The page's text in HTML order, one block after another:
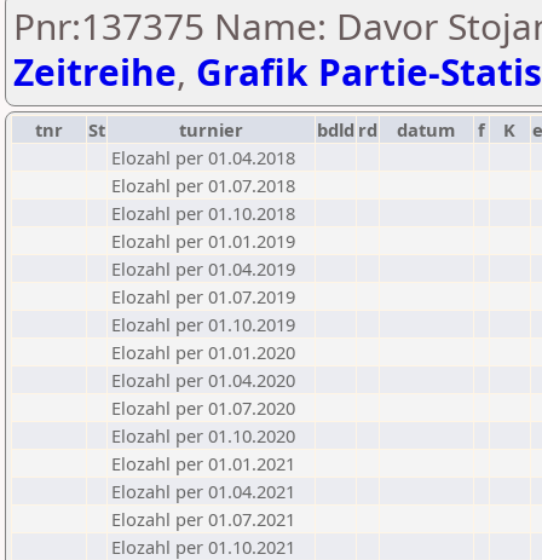
Pnr:137375 Name: Davor
Zeitreihe, Grafik Partie-
tnr St turnier bdld rd datum f K
Elozahl per 01.04.2018
Elozahl per 01.07.2018
Elozahl per 01.10.2018
Elozahl per 01.01.2019
Elozahl per 01.04.2019
Elozahl per 01.07.2019
Elozahl per 01.10.2019
Elozahl per 01.01.2020
Elozahl per 01.04.2020
Elozahl per 01.07.2020
Elozahl per 01.10.2020
Elozahl per 01.01.2021
Elozahl per 01.04.2021
Elozahl per 01.07.2021
Elozahl per 01.10.2021